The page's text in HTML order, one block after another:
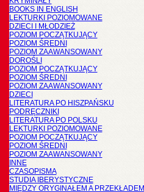
BOOKS IN ENGLISH
LEKTURKI POZIOMOWANE
DZIECI I MŁODZIEŻ
POZIOM POCZĄTKUJĄCY
POZIOM ŚREDNI
POZIOM ZAAWANSOWANY
DOROŚLI
POZIOM POCZĄTKUJĄCY
POZIOM ŚREDNI
POZIOM ZAAWANSOWANY
DZIECI
LITERATURA PO HISZPAŃSKU
PODRĘCZNIKI
LITERATURA PO POLSKU
LEKTURKI POZIOMOWANE
POZIOM POCZĄTKUJĄCY
POZIOM ŚREDNI
POZIOM ZAAWANSOWANY
INNE
CZASOPISMA
STUDIA IBERYSTYCZNE
MIĘDZY ORYGINAŁEM A PRZEKŁADEM